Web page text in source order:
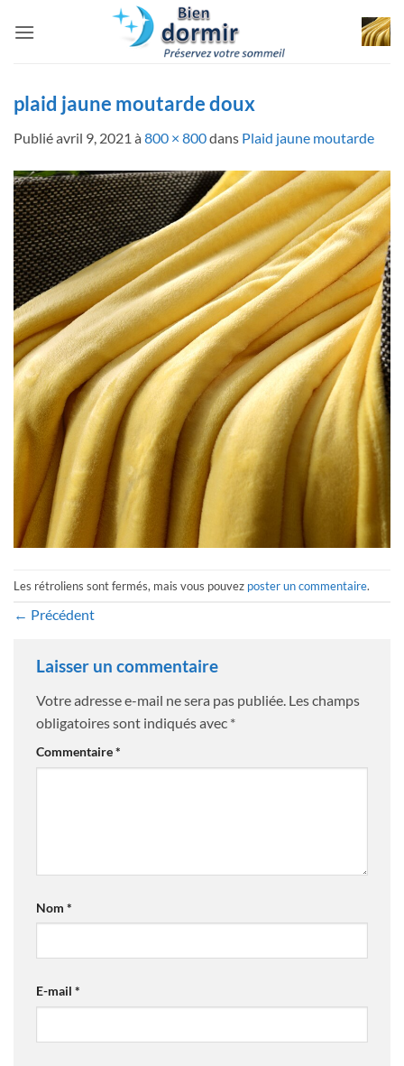
plaid jaune moutarde doux
Publiéavril 9, 2021 à 800 × 800dans Plaid jaune moutarde
Les rétroliens sont fermés, mais vous pouvez poster un commentaire.
← Précédent
Laisser un commentaire
Votre adresse e-mail ne sera pas publiée. Les champs
obligatoires sont indiqués avec *
Commentaire*
Nom *
E-mail *